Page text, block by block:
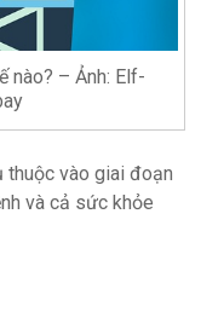
nào? – Ảnh: Elf-
thuộc vào giai đoạn
và cả sức khỏe